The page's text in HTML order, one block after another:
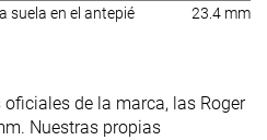
suela en el antepié 23.4 mm
de la marca, las Roger
Nuestras propias